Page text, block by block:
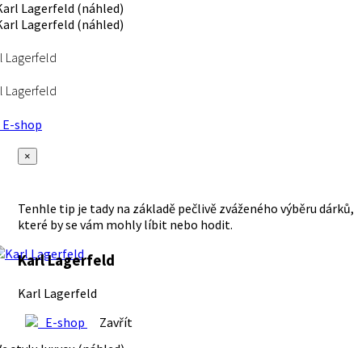
Lagerfeld
Lagerfeld
shop
×
Tenhle tip je tady na základě pečlivě zváženého výběru dárků,
které by se vám mohly líbit nebo hodit.
Karl Lagerfeld
Karl Lagerfeld
E-shop
Zavřít